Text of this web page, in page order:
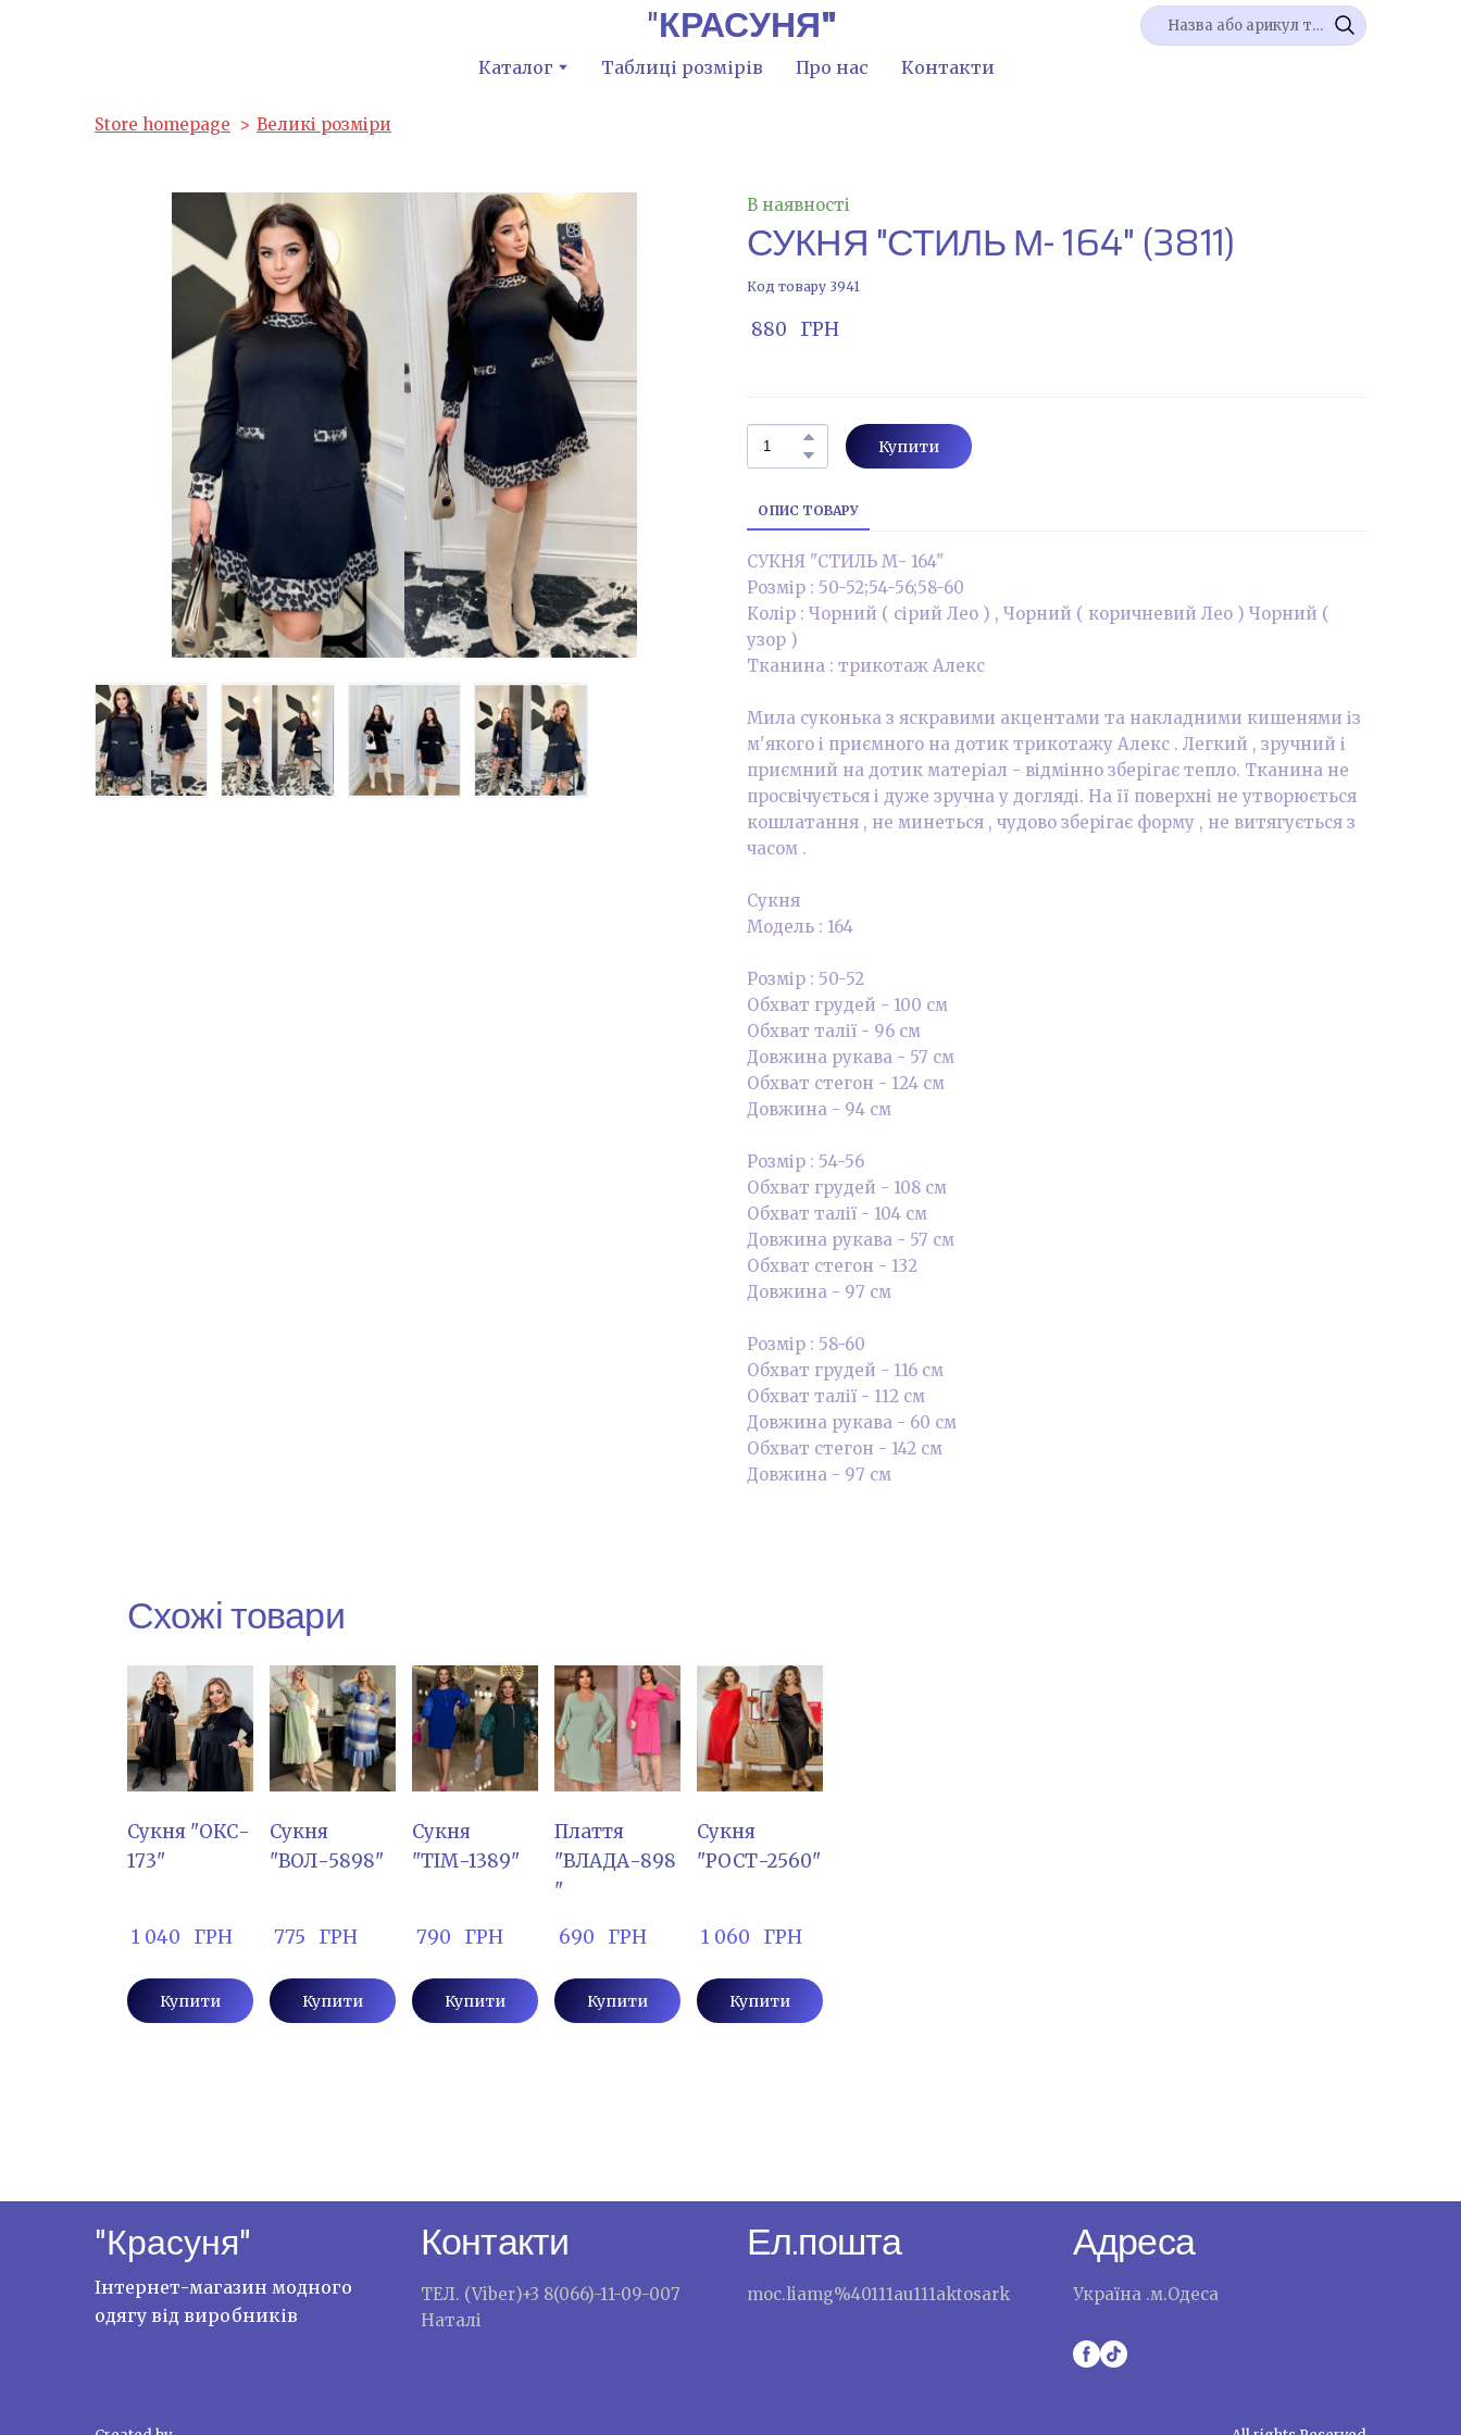
"КРАСУНЯ"
Каталог Таблиці розмірів Про нас Контакти
Store homepage Великі розміри
В наявності
СУКНЯ "СТИЛЬ М- 164" (3811)
Код товару 3941
880   ГРН
Купити
ОПИС ТОВАРУ
СУКНЯ "СТИЛЬ М- 164"
Розмір : 50-52;54-56;58-60
Колір : Чорний ( сірий Лео ) , Чорний ( коричневий Лео ) Чорний (
узор )
Тканина : трикотаж Алекс
Мила суконька з яскравими акцентами та накладними кишенями із
м'якого і приємного на дотик трикотажу Алекс . Легкий , зручний і
приємний на дотик матеріал - відмінно зберігає тепло. Тканина не
просвічується і дуже зручна у догляді. На її поверхні не утворюється
кошлатання , не минеться , чудово зберігає форму , не витягується з
часом .
Сукня
Модель : 164
Розмір : 50-52
Обхват грудей - 100 см
Обхват талії - 96 см
Довжина рукава - 57 см
Обхват стегон - 124 см
Довжина - 94 см
Розмір : 54-56
Обхват грудей - 108 см
Обхват талії - 104 см
Довжина рукава - 57 см
Обхват стегон - 132
Довжина - 97 см
Розмір : 58-60
Обхват грудей - 116 см
Обхват талії - 112 см
Довжина рукава - 60 см
Обхват стегон - 142 см
Довжина - 97 см
Схожі товари
Сукня "ОКС-
173"
1 040   ГРН
Купити
Сукня
"ВОЛ-5898"
775   ГРН
Купити
Сукня
"ТІМ-1389"
790   ГРН
Купити
Плаття
"ВЛАДА-898
"
690   ГРН
Купити
Сукня
"РОСТ-2560"
1 060   ГРН
Купити
"Красуня"
Інтернет-магазин модного
одягу від виробників
Контакти
ТЕЛ. (Viber)+3 8(066)-11-09-007
Наталі
Ел.пошта
moc.liamg%40111au111aktosark
Адреса
Україна .м.Одеса